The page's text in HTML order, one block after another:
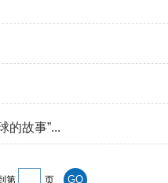
的故事”...
第 页